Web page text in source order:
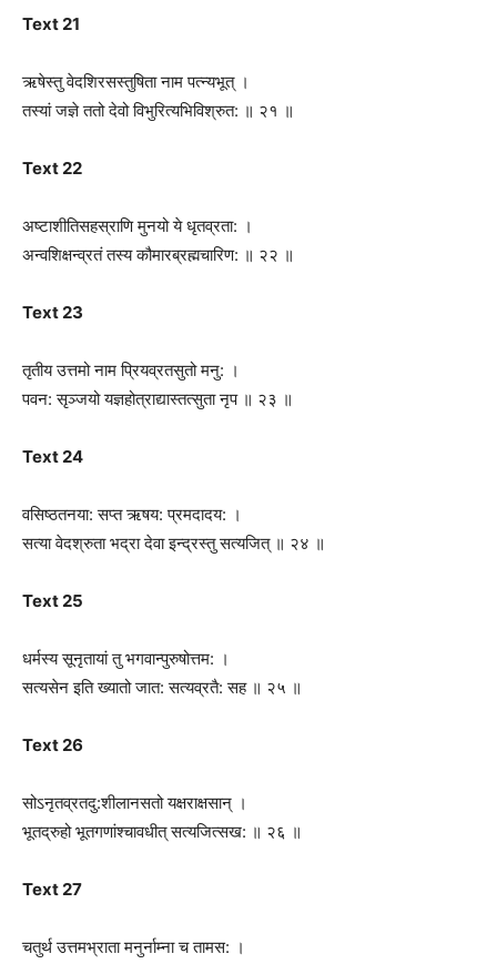
Text 21
ऋषेस्तु वेदशिरसस्तुषिता नाम पत्‍न्यभूत् ।
तस्यां जज्ञे ततो देवो विभुरित्यभिविश्रुत: ॥ २१ ॥
Text 22
अष्टाशीतिसहस्राणि मुनयो ये धृतव्रता: ।
अन्वशिक्षन्व्रतं तस्य कौमारब्रह्मचारिण: ॥ २२ ॥
Text 23
तृतीय उत्तमो नाम प्रियव्रतसुतो मनु: ।
पवन: सृञ्जयो यज्ञहोत्राद्यास्तत्सुता नृप ॥ २३ ॥
Text 24
वसिष्ठतनया: सप्त ऋषय: प्रमदादय: ।
सत्या वेदश्रुता भद्रा देवा इन्द्रस्तु सत्यजित् ॥ २४ ॥
Text 25
धर्मस्य सूनृतायां तु भगवान्पुरुषोत्तम: ।
सत्यसेन इति ख्यातो जात: सत्यव्रतै: सह ॥ २५ ॥
Text 26
सोऽनृतव्रतदु:शीलानसतो यक्षराक्षसान् ।
भूतद्रुहो भूतगणांश्चावधीत् सत्यजित्सख: ॥ २६ ॥
Text 27
चतुर्थ उत्तमभ्राता मनुर्नाम्ना च तामस: ।